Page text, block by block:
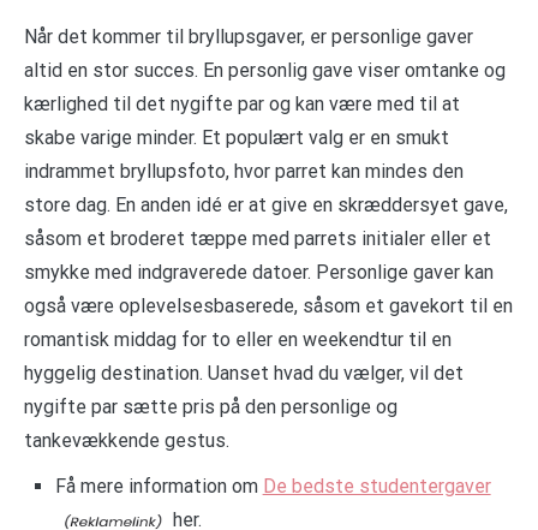
Når det kommer til bryllupsgaver, er personlige gaver
altid en stor succes. En personlig gave viser omtanke og
kærlighed til det nygifte par og kan være med til at
skabe varige minder. Et populært valg er en smukt
indrammet bryllupsfoto, hvor parret kan mindes den
store dag. En anden idé er at give en skræddersyet gave,
såsom et broderet tæppe med parrets initialer eller et
smykke med indgraverede datoer. Personlige gaver kan
også være oplevelsesbaserede, såsom et gavekort til en
romantisk middag for to eller en weekendtur til en
hyggelig destination. Uanset hvad du vælger, vil det
nygifte par sætte pris på den personlige og
tankevækkende gestus.
Få mere information om De bedste studentergaver
her.